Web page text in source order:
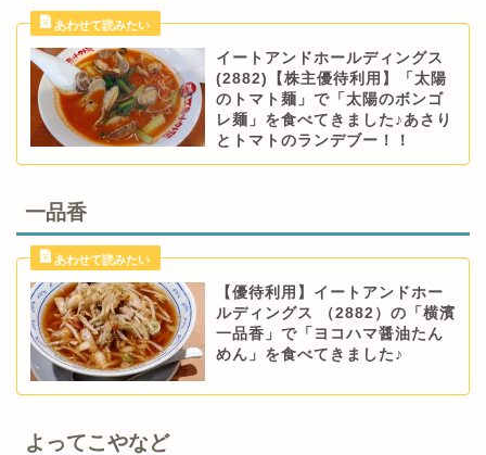
イートアンドホールディングス
(2882)【株主優待利用】「太陽
のトマト麺」で「太陽のボンゴ
レ麺」を食べてきました♪あさり
とトマトのランデブー！！
一品香
【優待利用】イートアンドホー
ルディングス （2882）の「横濱
一品香」で「ヨコハマ醤油たん
めん」を食べてきました♪
よってこやなど